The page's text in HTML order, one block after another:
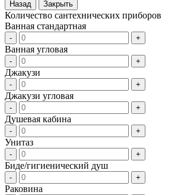
Назад Закрыть
Количество сантехнических приборов
Ванная стандартная
- +
Ванная угловая
- +
Джакузи
- +
Джакузи угловая
- +
Душевая кабина
- +
Унитаз
- +
Биде/гигиенический душ
- +
Раковина